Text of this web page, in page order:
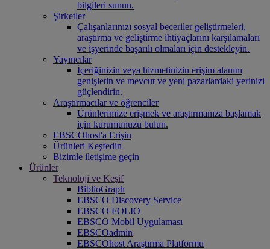
bilgileri sunun.
Şirketler
Çalışanlarınızı sosyal beceriler geliştirmeleri,
araştırma ve geliştirme ihtiyaçlarını karşılamaları
ve işyerinde başarılı olmaları için destekleyin.
Yayıncılar
İçeriğinizin veya hizmetinizin erişim alanını
genişletin ve mevcut ve yeni pazarlardaki yerinizi
güçlendirin.
Araştırmacılar ve öğrenciler
Ürünlerimize erişmek ve araştırmanıza başlamak
için kurumunuzu bulun.
EBSCOhost'a Erişin
Ürünleri Keşfedin
Bizimle iletişime geçin
Ürünler
Teknoloji ve Keşif
BiblioGraph
EBSCO Discovery Service
EBSCO FOLIO
EBSCO Mobil Uygulaması
EBSCOadmin
EBSCOhost Araştırma Platformu